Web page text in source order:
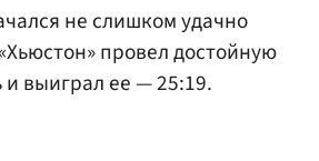
не слишком удачно
провел достойную
выиграл ее — 25:19.